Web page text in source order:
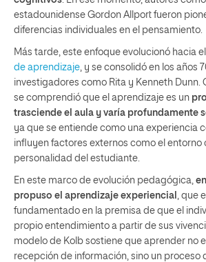
estadounidense Gordon Allport fueron
diferencias individuales en el pensamiento.
Más tarde, este enfoque evolucionó hacia
de aprendizaje , y se consolidó en los años
investigadores como Rita y Kenneth Dunn.
se comprendió que el aprendizaje es un
trasciende el aula y varía profundamente
ya que se entiende como una experiencia
influyen factores externos como el entorno
personalidad del estudiante.
En este marco de evolución pedagógica,
propuso el aprendizaje experiencial
, que
fundamentado en la premisa de que el
propio entendimiento a partir de sus
modelo de Kolb sostiene que aprender no
recepción de información, sino un proceso